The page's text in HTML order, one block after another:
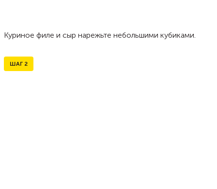
Куриное филе и сыр нарежьте небольшими кубиками.
ШАГ 2